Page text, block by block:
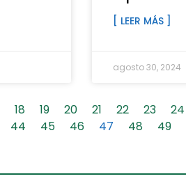
[ LEER MÁS ]
agosto 30, 2024
18 19 20 21 22 23 24
44 45 46 47 48 49